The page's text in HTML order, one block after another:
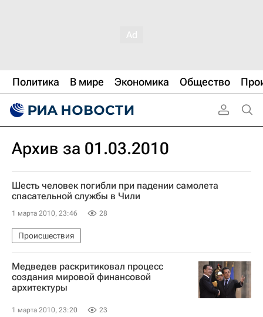
Политика В мире Экономика Общество
Архив за 01.03.2010
Шесть человек погибли при падении самолета
спасательной службы в Чили
1 марта 2010, 23:46 28
Происшествия
Медведев раскритиковал процесс
создания мировой финансовой
архитектуры
1 марта 2010, 23:20 23